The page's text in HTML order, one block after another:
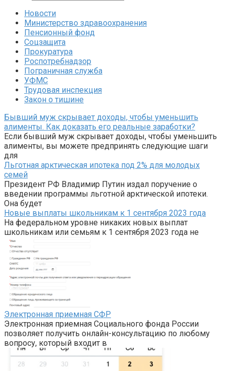
Новости
Министерство здравоохранения
Пенсионный фонд
Соцзащита
Прокуратура
Роспотребнадзор
Пограничная служба
УФМС
Трудовая инспекция
Закон о тишине
Бывший муж скрывает доходы, чтобы уменьшить
алименты. Как доказать его реальные заработки?
Если бывший муж скрывает доходы, чтобы уменьшить
алименты, вы можете предпринять следующие шаги
для
Льготная арктическая ипотека под 2% для молодых
семей
Президент РФ Владимир Путин издал поручение о
введении программы льготной арктической ипотеки.
Она будет
Новые выплаты школьникам к 1 сентября 2023 года
На федеральном уровне никаких новых выплат
школьникам или семьям к 1 сентября 2023 года не
Электронная приемная СФР
Электронная приемная Социального фонда России
позволяет получить онлайн-консультацию по любому
вопросу, который входит в